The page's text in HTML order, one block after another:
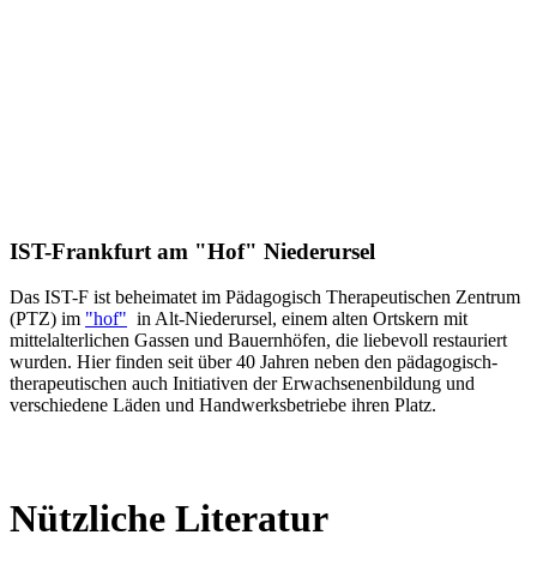
IST-Frankfurt am "Hof" Niederursel
Das IST-F ist beheimatet im Pädagogisch Therapeutischen Zentrum
(PTZ) im "hof" in Alt-Niederursel, einem alten Ortskern mit
mittelalterlichen Gassen und Bauernhöfen, die liebevoll restauriert
wurden. Hier finden seit über 40 Jahren neben den pädagogisch-
therapeutischen auch Initiativen der Erwachsenenbildung und
verschiedene Läden und Handwerksbetriebe ihren Platz.
Nützliche Literatur